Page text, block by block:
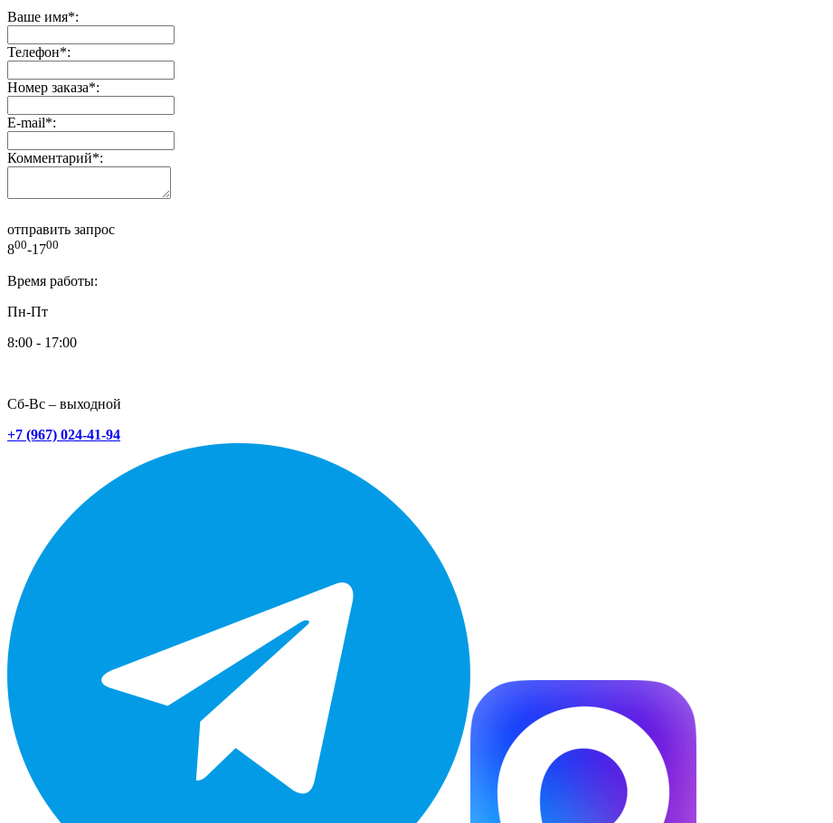
Ваше имя*:
Телефон*:
Номер заказа*:
E-mail*:
Комментарий*:
отправить запрос
800-1700
Время работы:
Пн-Пт
8:00 - 17:00
Сб-Вс – выходной
+7 (967) 024-41-94